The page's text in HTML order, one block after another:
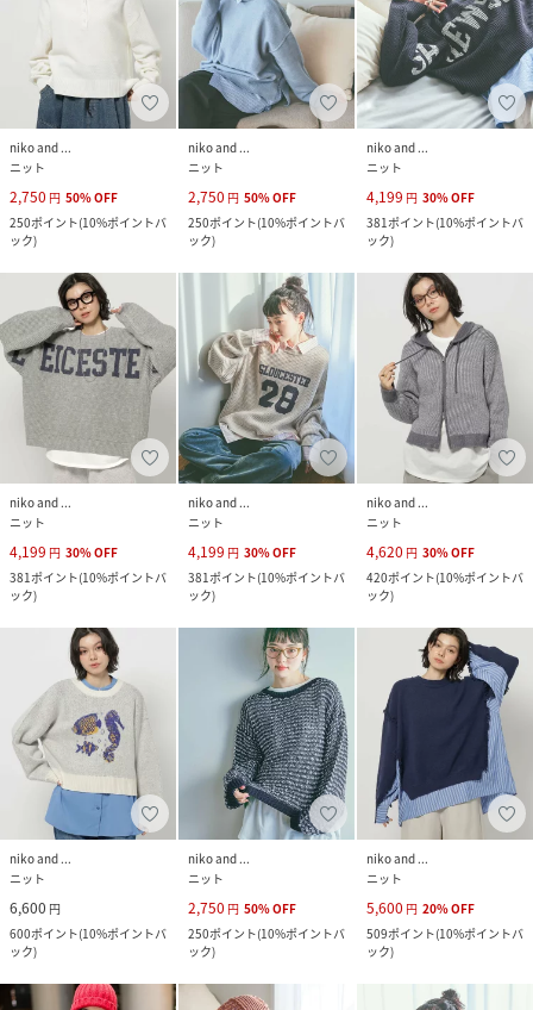
niko and ...
ニット
2,750 円 50%OFF
250ポイント(10%ポイントバ
ック)
niko and ...
ニット
2,750 円 50%OFF
250ポイント(10%ポイントバ
ック)
niko and ...
ニット
4,199 円 30%OFF
381ポイント(10%ポイントバ
ック)
niko and ...
ニット
4,199 円 30%OFF
381ポイント(10%ポイントバ
ック)
niko and ...
ニット
4,199 円 30%OFF
381ポイント(10%ポイントバ
ック)
niko and ...
ニット
4,620 円 30%OFF
420ポイント(10%ポイントバ
ック)
niko and ...
ニット
6,600 円
600ポイント(10%ポイントバ
ック)
niko and ...
ニット
2,750 円 50%OFF
250ポイント(10%ポイントバ
ック)
niko and ...
ニット
5,600 円 20%OFF
509ポイント(10%ポイントバ
ック)